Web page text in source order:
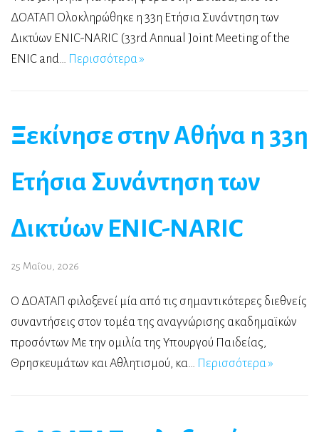
ΔΟΑΤΑΠ Oλοκληρώθηκε η 33η Ετήσια Συνάντηση των
Δικτύων ENIC-NARIC (33rd Annual Joint Meeting of the
ENIC and… Περισσότερα »
Ξεκίνησε στην Αθήνα η 33η
Ετήσια Συνάντηση των
Δικτύων ENIC-NARIC
25 Μαΐου, 2026
Ο ΔΟΑΤΑΠ φιλοξενεί μία από τις σημαντικότερες διεθνείς
συναντήσεις στον τομέα της αναγνώρισης ακαδημαϊκών
προσόντων Με την ομιλία της Υπουργού Παιδείας,
Θρησκευμάτων και Αθλητισμού, κα… Περισσότερα »